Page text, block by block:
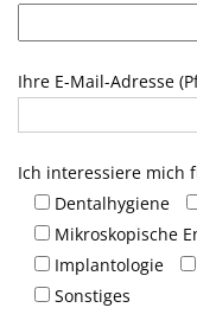
Ihre E-Mail-Adresse
Ich interessiere mich
Dentalhygiene
Mikroskopische
Implantologie
Sonstiges